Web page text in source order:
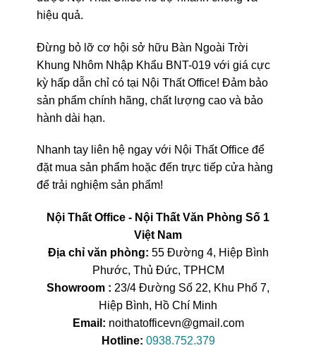
hiệu quả.
Đừng bỏ lỡ cơ hội sở hữu Bàn Ngoài Trời
Khung Nhôm Nhập Khẩu BNT-019 với giá cực
kỳ hấp dẫn chỉ có tại Nội Thất Office! Đảm bảo
sản phẩm chính hãng, chất lượng cao và bảo
hành dài hạn.
Nhanh tay liên hệ ngay với Nội Thất Office để
đặt mua sản phẩm hoặc đến trực tiếp cửa hàng
để trải nghiệm sản phẩm!
Nội Thất Office - Nội Thất Văn Phòng Số 1
Việt Nam
Địa chỉ văn phòng: 55 Đường 4, Hiệp Bình
Phước, Thủ Đức, TPHCM
Showroom : 23/4 Đường Số 22, Khu Phố 7,
Hiệp Bình, Hồ Chí Minh
Email: noithatofficevn@gmail.com
Hotline: 0938.752.379